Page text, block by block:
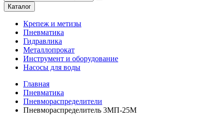
Каталог
Крепеж и метизы
Пневматика
Гидравлика
Металлопрокат
Инструмент и оборудование
Насосы для воды
Главная
Пневматика
Пневмораспределители
Пневмораспределитель 3МП-25М